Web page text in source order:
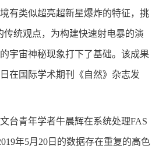
有类似超亮超新星爆炸的特征，挑
传统观点，为构建快速射电暴的演
宇宙神秘现象打下了基础。该成果
在国际学术期刊《自然》杂志发
台青年学者牛晨辉在系统处理FAS
年5月20日的数据存在重复的高色